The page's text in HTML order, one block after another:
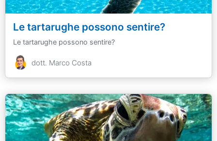
Le tartarughe possono sentire?
Le tartarughe possono sentire?
dott. Marco Costa